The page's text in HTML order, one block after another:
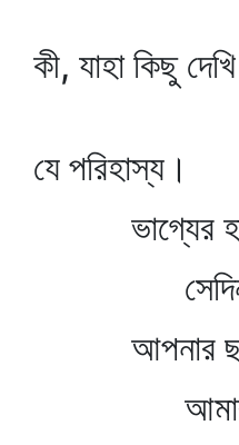
হায়
কী, যাহা কিছু দেখি
যে পরিহাস্য।
ভাগ্যের
সেদিন
আপনার ছবি
আমার